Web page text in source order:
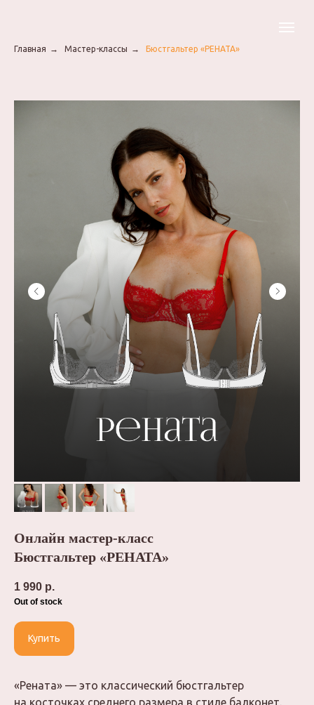
Главная → Мастер-классы → Бюстгальтер «РЕНАТА»
Онлайн мастер-класс
Бюстгальтер «РЕНАТА»
1 990 р.
Out of stock
Купить
«Рената» — это классический бюстгальтер
на косточках среднего размера в стиле балконет.